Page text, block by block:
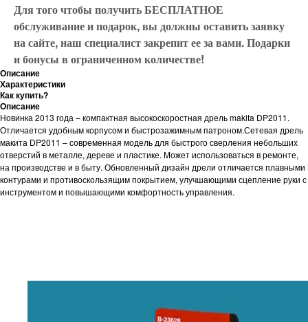
Для того чтобы получить БЕСПЛАТНОЕ
обслуживание и подарок, вы должны оставить заявку
на сайте, наш специалист закрепит ее за вами. Подарки
и бонусы в ограниченном количестве!
Описание
Характеристики
Как купить?
Описание
Новинка 2013 года – компактная высокоскоростная дрель makita DP2011.
Отличается удобным корпусом и быстрозажимным патроном.Сетевая дрель
макита DP2011 – современная модель для быстрого сверления небольших
отверстий в металле, дереве и пластике. Может использоваться в ремонте,
на производстве и в быту. Обновленный дизайн дрели отличается плавными
контурами и противоскользящим покрытием, улучшающими сцепление руки с
инструментом и повышающими комфортность управления.